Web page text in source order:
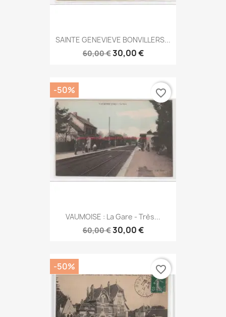
SAINTE GENEVIEVE BONVILLERS...
60,00 €30,00 €
VAUMOISE : La Gare - Très...
60,00 €30,00 €
-50% favorite_border
-50% favorite_border